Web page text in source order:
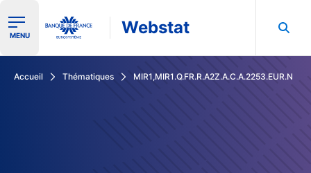
Ouvrir le menu de navigation
MENU Webstat
Accueil Thématiques MIR1,MIR1.Q.FR.R.A2Z.A.C.A.2253.EUR.N